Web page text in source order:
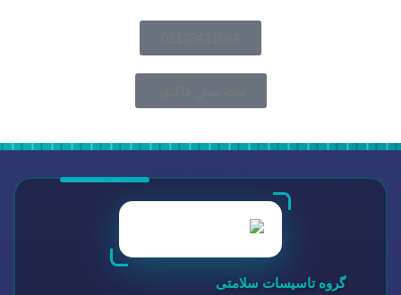
گروه تاسیسات سلامتی